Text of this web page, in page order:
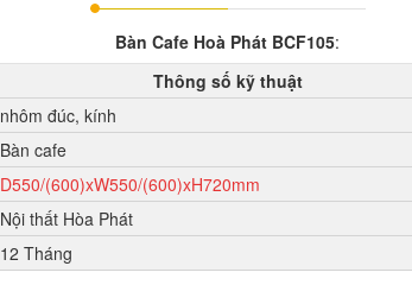
Bàn Cafe Hoà Phát BCF105:
Thông số kỹ thuật
nhôm đúc, kính
Bàn cafe
D550/(600)xW550/(600)xH720mm
Nội thất Hòa Phát
12 Tháng